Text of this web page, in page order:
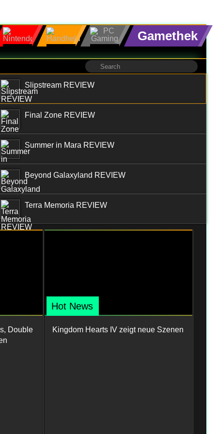
Gamethek
Slipstream REVIEW
Final Zone REVIEW
Summer in Mara REVIEW
Beyond Galaxyland REVIEW
Terra Memoria REVIEW
Double
Hot News
Kingdom Hearts IV zeigt neue Szenen